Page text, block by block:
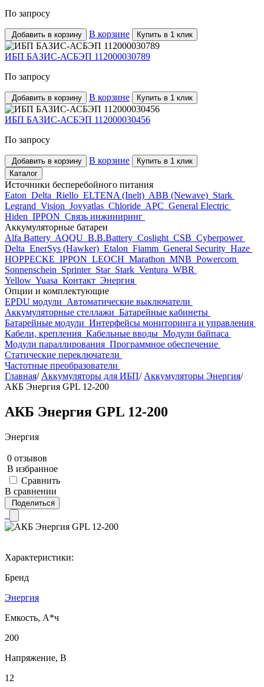
По запросу
Добавить в корзину В корзине Купить в 1 клик
ИБП БАЗИС-АСБЭП 112000030789
По запросу
Добавить в корзину В корзине Купить в 1 клик
ИБП БАЗИС-АСБЭП 112000030456
По запросу
Добавить в корзину В корзине
Купить в 1 клик
Каталог
Источники бесперебойного питания
Eaton Delta Riello ELTENA (Inelt) ABB (Newave) Stark
Legrand Vision Jovyatlas Chloride APC General Electric
Hiden IPPON Связь инжиниринг
Аккумуляторные батареи
Alfa Battery AQQU B.B.Battery Coslight CSB Cyberpower
Delta EnerSys (Hawker) Etalon Fiamm General Security Haze
HOPPECKE IPPON LEOCH Marathon MNB Powercom
Sonnenschein Sprinter Star Stark Ventura WBR
Yellow Yuasa Контакт Энергия
Опции и комплектующие
EPDU модули Автоматические выключатели
Аккумуляторные стеллажи Батарейные кабинеты
Батарейные модули Интерфейсы мониторинга и управления
Кабели, крепления Кабельные вводы Модули байпаса
Модули параллирования Программное обеспечение
Статические переключатели
Частотные преобразователи
Главная/ Аккумуляторы для ИБП/ Аккумуляторы Энергия/
АКБ Энергия GPL 12-200
АКБ Энергия GPL 12-200
Энергия
0 отзывов
В избранное
Сравнить
В сравнении
Поделиться
Характеристики:
Бренд
Энергия
Емкость, А*ч
200
Напряжение, В
12